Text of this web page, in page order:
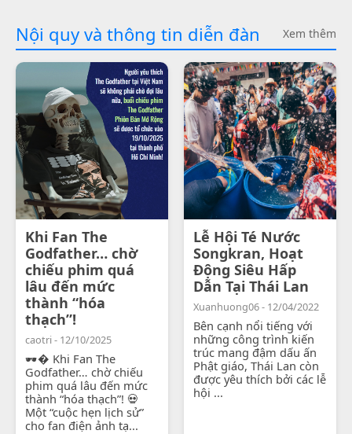
Nội quy và thông tin diễn đàn Xem thêm
Khi Fan The
Godfather… chờ
chiếu phim quá
lâu đến mức
thành “hóa
thạch”!
caotri - 12/10/2025
🕶� Khi Fan The
Godfather… chờ chiếu
phim quá lâu đến mức
thành “hóa thạch”! 💀
Một “cuộc hẹn lịch sử”
cho fan điện ảnh tạ...
Lễ Hội Té Nước
Songkran, Hoạt
Động Siêu Hấp
Dẫn Tại Thái Lan
Xuanhuong06 - 12/04/2022
Bên cạnh nổi tiếng với
những công trình kiến
trúc mang đậm dấu ấn
Phật giáo, Thái Lan còn
được yêu thích bởi các lễ
hội ...